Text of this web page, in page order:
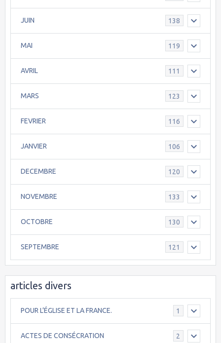
JUIN 138
MAI 119
AVRIL 111
MARS 123
FEVRIER 116
JANVIER 106
DECEMBRE 120
NOVEMBRE 133
OCTOBRE 130
SEPTEMBRE 121
articles divers
POUR L’ÉGLISE ET LA FRANCE. 1
ACTES DE CONSÉCRATION 2